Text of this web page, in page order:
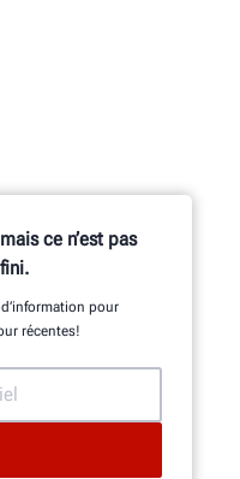
ce n’est pas
pour
récentes!